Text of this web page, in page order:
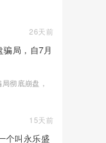
26天前
骗局，自7月
彻底崩盘，
15天前
个叫永乐盛